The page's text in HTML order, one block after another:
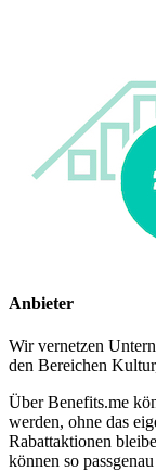
Anbieter
Wir vernetzen
den Bereichen
Über Benefits.me
werden, ohne das
Rabattaktionen
können so